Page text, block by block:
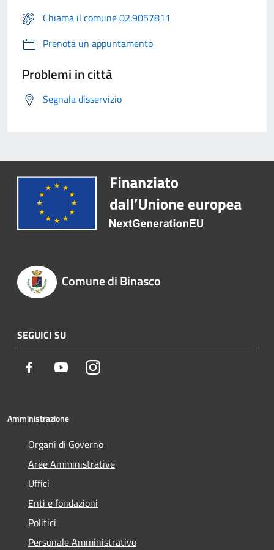
Chiama il comune 02.9057811
Prenota un appuntamento
Problemi in città
Segnala disservizio
Comune di Binasco
SEGUICI SU
Facebook YoutubeInstagram
Amministrazione
Organi di Governo
Aree Amministrative
Uffici
Enti e fondazioni
Politici
Personale Amministrativo